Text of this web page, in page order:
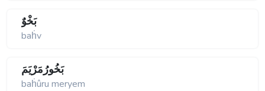
بَخْوٌ
baḣv
بَخُورُمَرْيَمَ
baḣûru meryem